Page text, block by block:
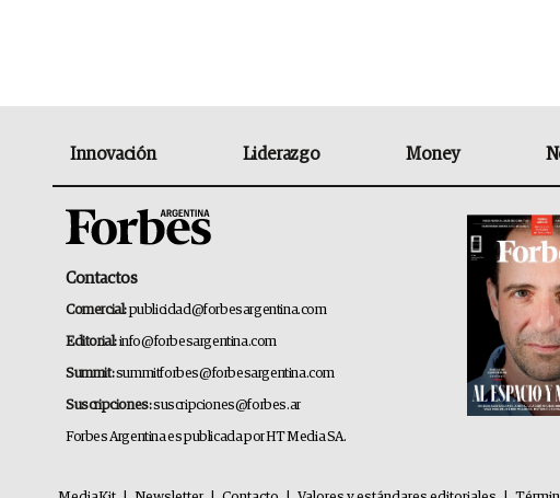
Innovación Liderazgo Money
Contactos
Comercial:publicidad@forbesargentina.com
Editorial:info@forbesargentina.com
Summit:summitforbes@forbesargentina.com
Suscripciones:suscripciones@forbes.ar
Forbes Argentina es publicada por HT Media SA.